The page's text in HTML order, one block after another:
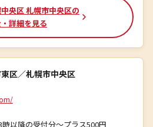
央区 札幌市中央区の
詳細を見る
区／札幌市中央区
以降の受付分～プラス500円